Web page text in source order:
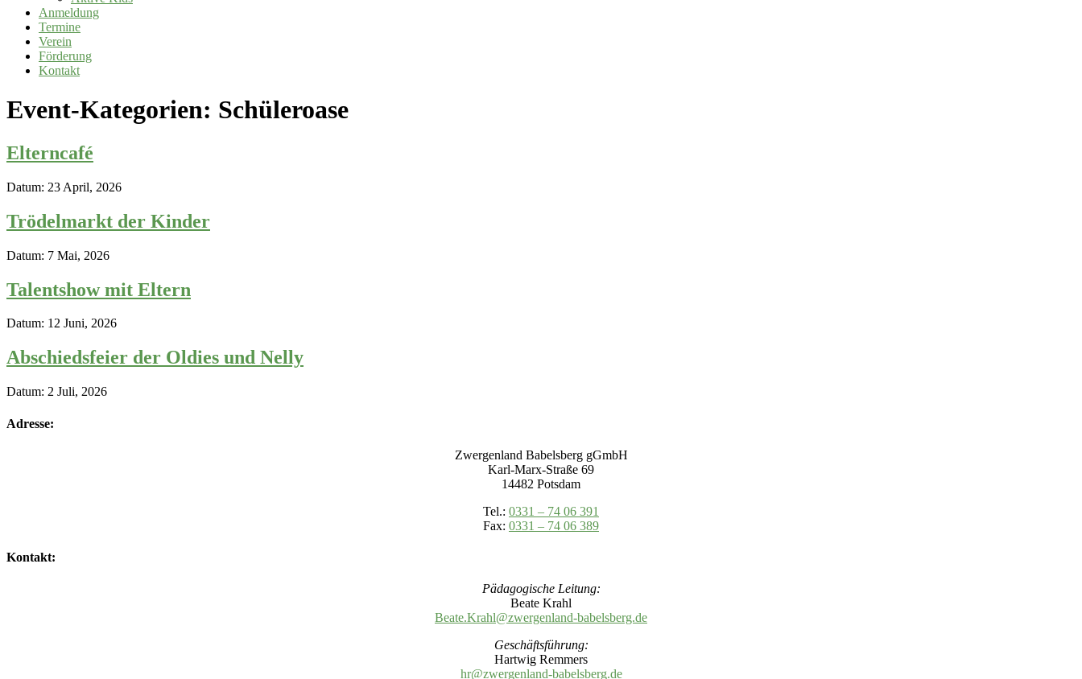
Anmeldung
Termine
Verein
Förderung
Kontakt
Event-Kategorien: Schüleroase
Elterncafé
Datum: 23 April, 2026
Trödelmarkt der Kinder
Datum: 7 Mai, 2026
Talentshow mit Eltern
Datum: 12 Juni, 2026
Abschiedsfeier der Oldies und Nelly
Datum: 2 Juli, 2026
Adresse:
Zwergenland Babelsberg gGmbH
Karl-Marx-Straße 69
14482 Potsdam
Tel.: 0331 – 74 06 391
Fax: 0331 – 74 06 389
Kontakt:
Pädagogische Leitung:
Beate Krahl
Beate.Krahl@zwergenland-babelsberg.de
Geschäftsführung:
Hartwig Remmers
hr@zwergenland-babelsberg.de